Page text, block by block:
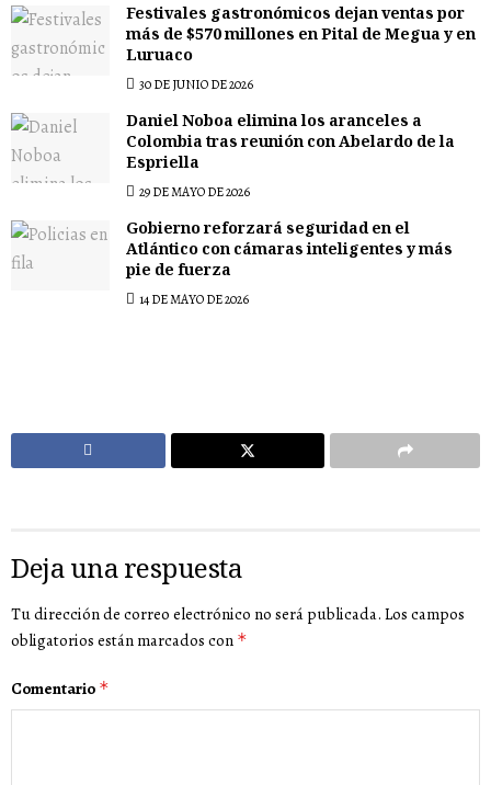
Festivales gastronómicos dejan ventas por
más de $570 millones en Pital de Megua y en
Luruaco
30 DE JUNIO DE 2026
Daniel Noboa elimina los aranceles a
Colombia tras reunión con Abelardo de la
Espriella
29 DE MAYO DE 2026
Gobierno reforzará seguridad en el
Atlántico con cámaras inteligentes y más
pie de fuerza
14 DE MAYO DE 2026
Deja una respuesta
Tu dirección de correo electrónico no será publicada. Los campos
obligatorios están marcados con *
Comentario *